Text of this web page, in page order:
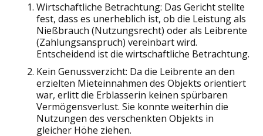
Wirtschaftliche Betrachtung: Das Gericht stellte
fest, dass es unerheblich ist, ob die Leistung als
Nießbrauch (Nutzungsrecht) oder als Leibrente
(Zahlungsanspruch) vereinbart wird.
Entscheidend ist die wirtschaftliche Betrachtung.
Kein Genussverzicht: Da die Leibrente an den
erzielten Mieteinnahmen des Objekts orientiert
war, erlitt die Erblasserin keinen spürbaren
Vermögensverlust. Sie konnte weiterhin die
Nutzungen des verschenkten Objekts in
gleicher Höhe ziehen.